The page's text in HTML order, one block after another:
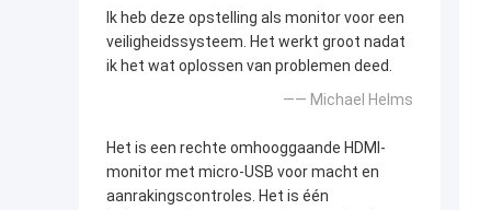
Ik heb deze opstelling als monitor voor een
veiligheidssysteem. Het werkt groot nadat
ik het wat oplossen van problemen deed.
—— Michael Helms
Het is een rechte omhooggaande HDMI-
monitor met micro-USB voor macht en
aanrakingscontroles. Het is één